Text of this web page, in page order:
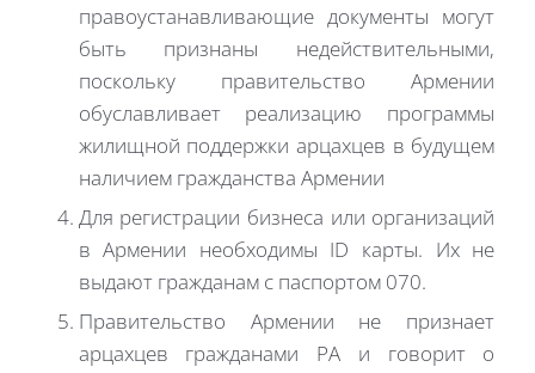
правоустанавливающие документы могут
быть признаны недействительными,
поскольку правительство Армении
обуславливает реализацию программы
жилищной поддержки арцахцев в будущем
наличием гражданства Армении
Для регистрации бизнеса или организаций
в Армении необходимы ID карты. Их не
выдают гражданам с паспортом 070.
Правительство Армении не признает
арцахцев гражданами РА и говорит о